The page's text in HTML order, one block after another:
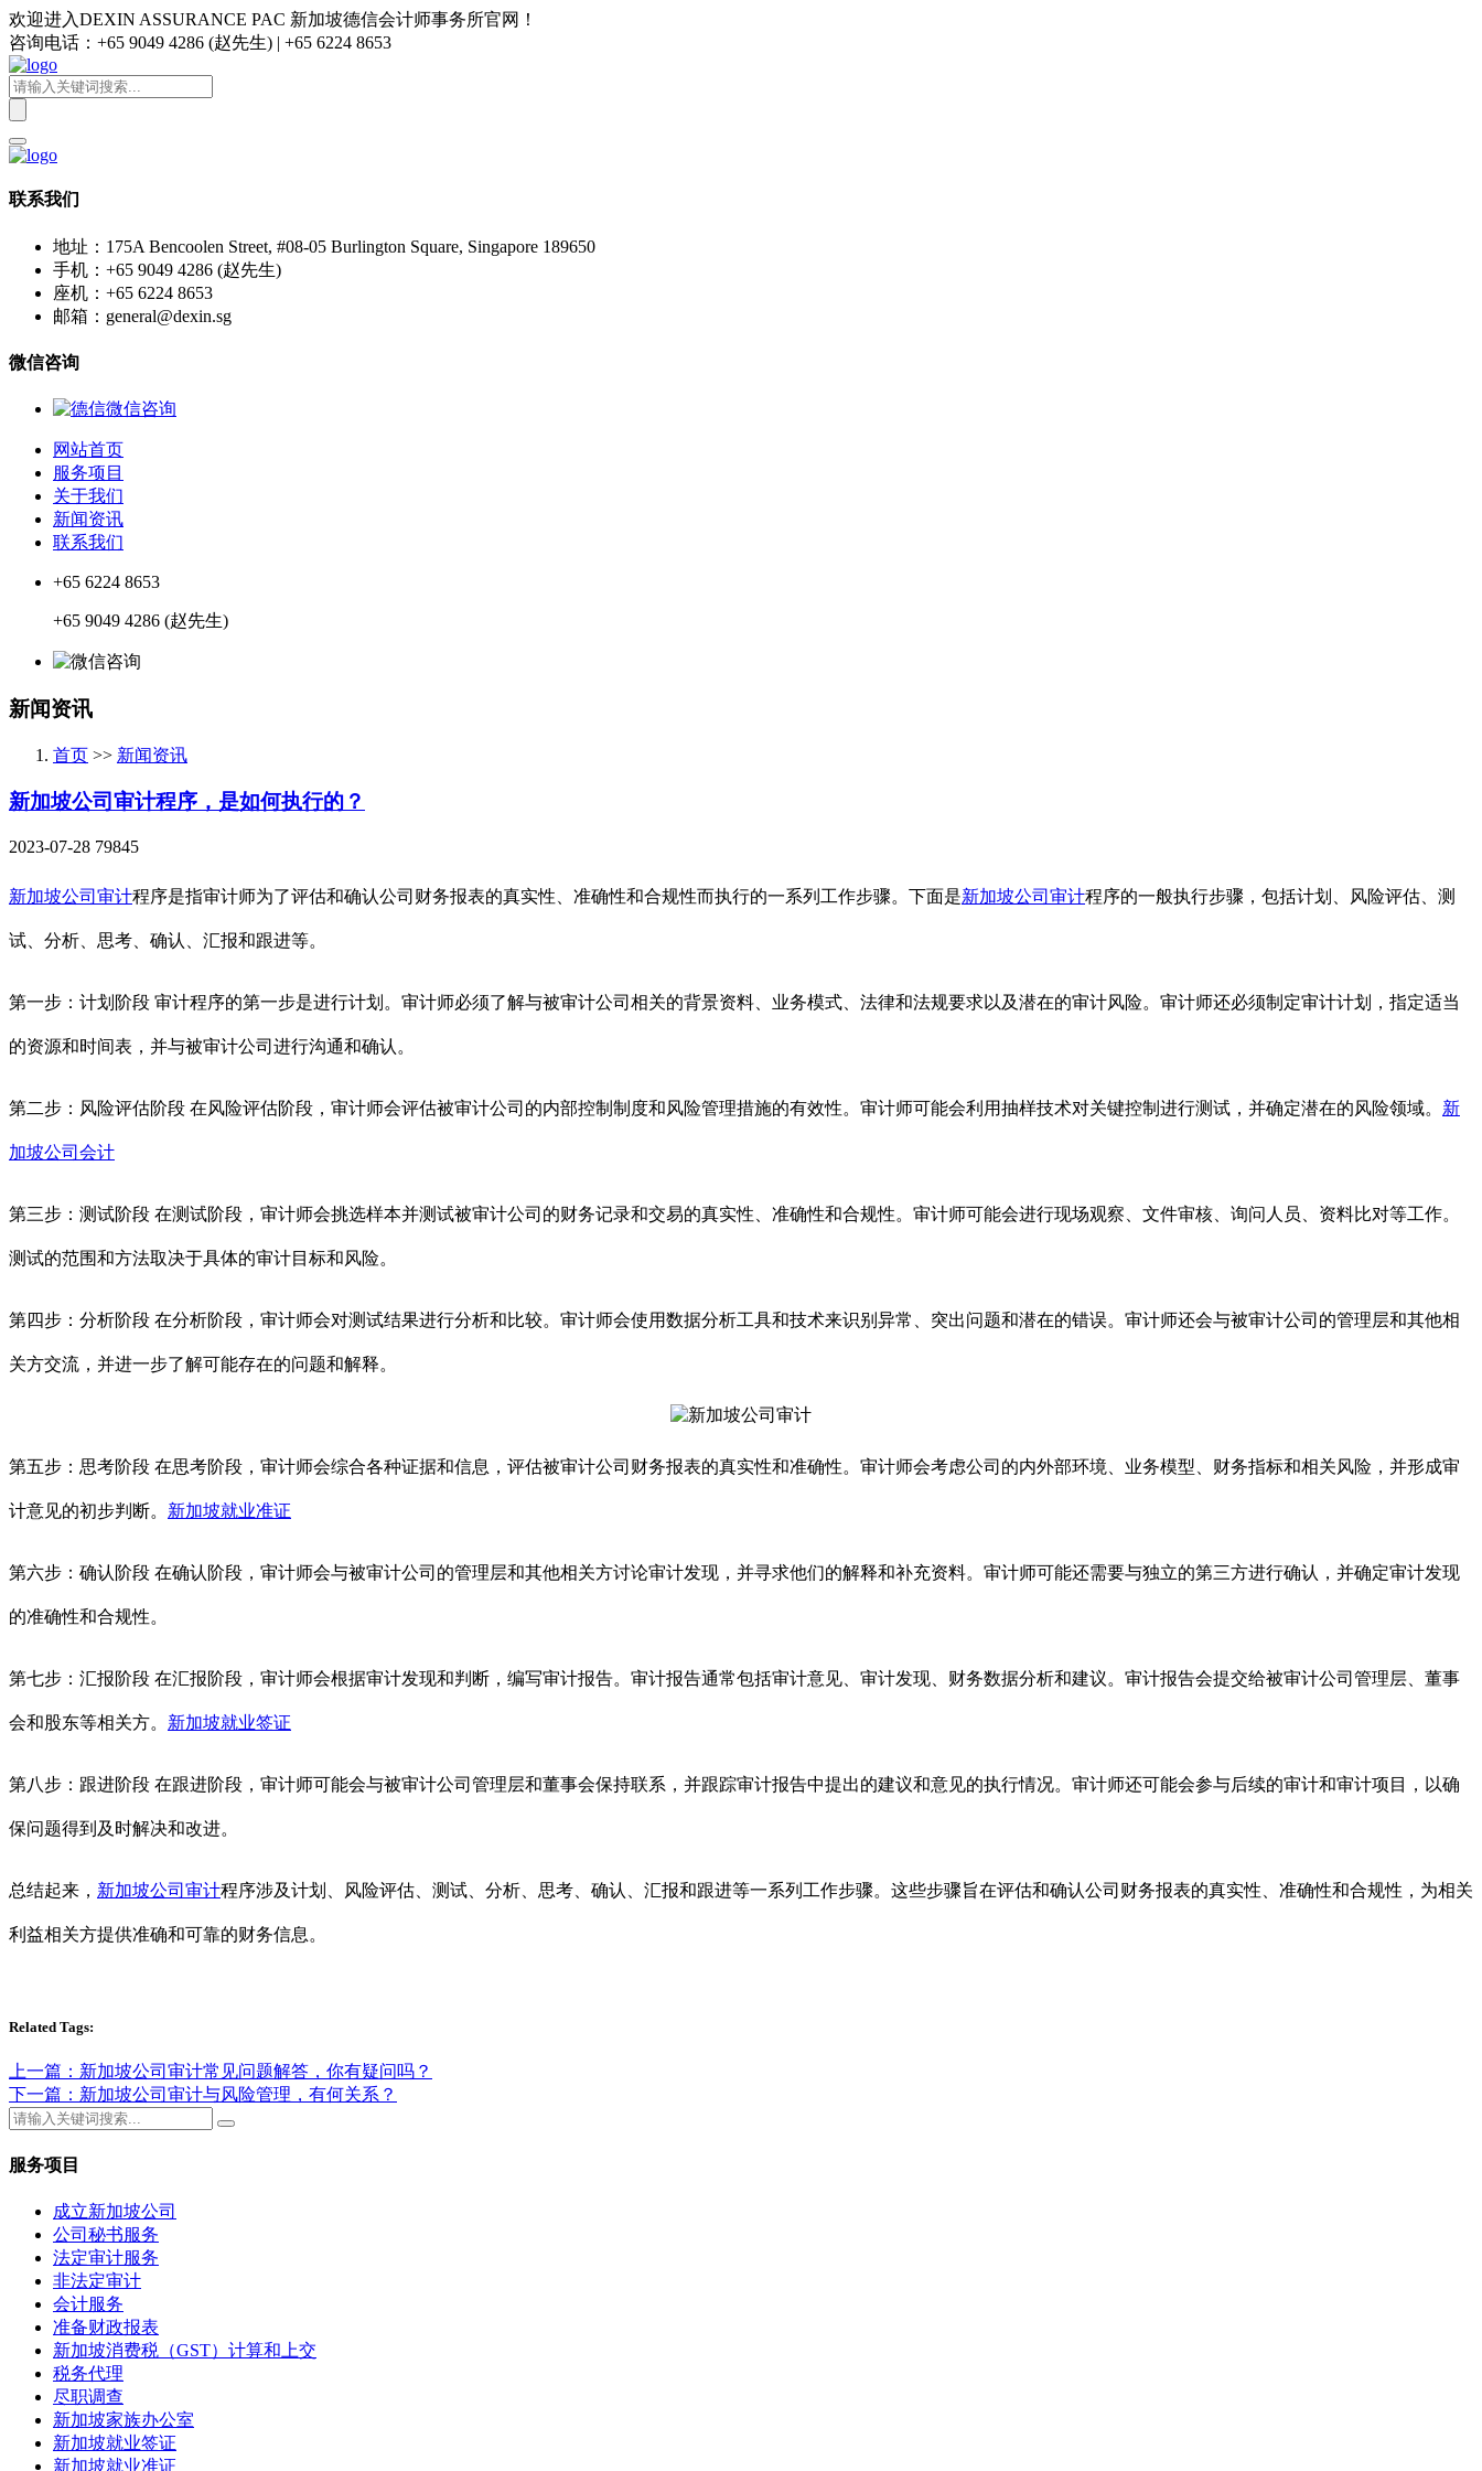
欢迎进入DEXIN ASSURANCE PAC 新加坡德信会计师事务所官网！
咨询电话：+65 9049 4286 (赵先生) | +65 6224 8653
联系我们
地址：175A Bencoolen Street, #08-05 Burlington Square, Singapore 189650
手机：+65 9049 4286 (赵先生)
座机：+65 6224 8653
邮箱：general@dexin.sg
微信咨询
网站首页
服务项目
关于我们
新闻资讯
联系我们
+65 6224 8653
+65 9049 4286 (赵先生)
新闻资讯
首页 >> 新闻资讯
新加坡公司审计程序，是如何执行的？
2023-07-28 79845
新加坡公司审计程序是指审计师为了评估和确认公司财务报表的真实性、准确性和合规性而执行的一系列工作步骤。下面是新加坡公司审计程序的一般执行步骤，包括计划、风险评估、测
试、分析、思考、确认、汇报和跟进等。
第一步：计划阶段 审计程序的第一步是进行计划。审计师必须了解与被审计公司相关的背景资料、业务模式、法律和法规要求以及潜在的审计风险。审计师还必须制定审计计划，指定适当
的资源和时间表，并与被审计公司进行沟通和确认。
第二步：风险评估阶段 在风险评估阶段，审计师会评估被审计公司的内部控制制度和风险管理措施的有效性。审计师可能会利用抽样技术对关键控制进行测试，并确定潜在的风险领域。 新
加坡公司会计
第三步：测试阶段 在测试阶段，审计师会挑选样本并测试被审计公司的财务记录和交易的真实性、准确性和合规性。审计师可能会进行现场观察、文件审核、询问人员、资料比对等工作。
测试的范围和方法取决于具体的审计目标和风险。
第四步：分析阶段 在分析阶段，审计师会对测试结果进行分析和比较。审计师会使用数据分析工具和技术来识别异常、突出问题和潜在的错误。审计师还会与被审计公司的管理层和其他相
关方交流，并进一步了解可能存在的问题和解释。
第五步：思考阶段 在思考阶段，审计师会综合各种证据和信息，评估被审计公司财务报表的真实性和准确性。审计师会考虑公司的内外部环境、业务模型、财务指标和相关风险，并形成审
计意见的初步判断。 新加坡就业准证
第六步：确认阶段 在确认阶段，审计师会与被审计公司的管理层和其他相关方讨论审计发现，并寻求他们的解释和补充资料。审计师可能还需要与独立的第三方进行确认，并确定审计发现
的准确性和合规性。
第七步：汇报阶段 在汇报阶段，审计师会根据审计发现和判断，编写审计报告。审计报告通常包括审计意见、审计发现、财务数据分析和建议。审计报告会提交给被审计公司管理层、董事
会和股东等相关方。 新加坡就业签证
第八步：跟进阶段 在跟进阶段，审计师可能会与被审计公司管理层和董事会保持联系，并跟踪审计报告中提出的建议和意见的执行情况。审计师还可能会参与后续的审计和审计项目，以确
保问题得到及时解决和改进。
总结起来， 新加坡公司审计程序涉及计划、风险评估、测试、分析、思考、确认、汇报和跟进等一系列工作步骤。这些步骤旨在评估和确认公司财务报表的真实性、准确性和合规性，为相关
利益相关方提供准确和可靠的财务信息。
Related Tags:
上一篇：新加坡公司审计常见问题解答，你有疑问吗？
下一篇：新加坡公司审计与风险管理，有何关系？
服务项目
成立新加坡公司
公司秘书服务
法定审计服务
非法定审计
会计服务
准备财政报表
新加坡消费税（GST）计算和上交
税务代理
尽职调查
新加坡家族办公室
新加坡就业签证
新加坡就业准证